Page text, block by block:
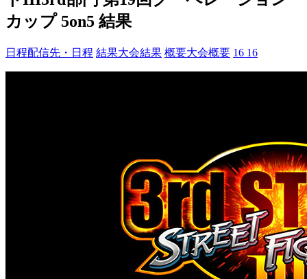
カップ 5on5 結果
日程配信先・日程 結果大会結果 概要大会概要 16 16